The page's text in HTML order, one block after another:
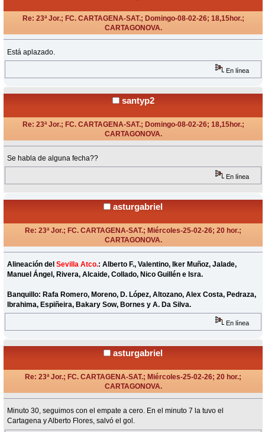
Re: 23ª Jor.; FC. CARTAGENA-SAT.; Domingo-08-02-26; 18,15hor.;
CARTAGONOVA.
Está aplazado.
En línea
santyp2
Re: 23ª Jor.; FC. CARTAGENA-SAT.; Domingo-08-02-26; 18,15hor.;
CARTAGONOVA.
Se habla de alguna fecha??
En línea
asturgabriel
Re: 23ª Jor.; FC. CARTAGENA-SAT.; Miércoles-25-02-26; 20 hor.;
CARTAGONOVA.
Alineación delSevilla Atco.: Alberto F., Valentino, Iker Muñoz, Jalade,
Manuel Ángel, Rivera, Alcaide, Collado, Nico Guillén e Isra.
Banquillo: Rafa Romero, Moreno, D. López, Altozano, Alex Costa, Pedraza,
Ibrahima, Espiñeira, Bakary Sow, Bornes y A. Da Silva.
En línea
asturgabriel
Re: 23ª Jor.; FC. CARTAGENA-SAT.; Miércoles-25-02-26; 20 hor.;
CARTAGONOVA.
Minuto 30, seguimos con el empate a cero. En el minuto 7 la tuvo el
Cartagena y Alberto Flores, salvó el gol.